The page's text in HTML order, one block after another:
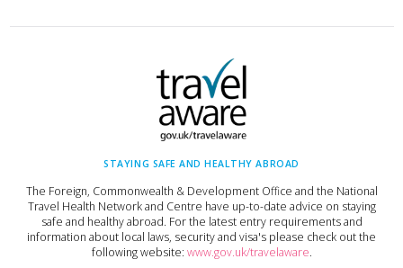
STAYING SAFE AND HEALTHY ABROAD
The Foreign, Commonwealth & Development Office and the National
Travel Health Network and Centre have up-to-date advice on staying
safe and healthy abroad. For the latest entry requirements and
information about local laws, security and visa's please check out the
following website: www.gov.uk/travelaware.